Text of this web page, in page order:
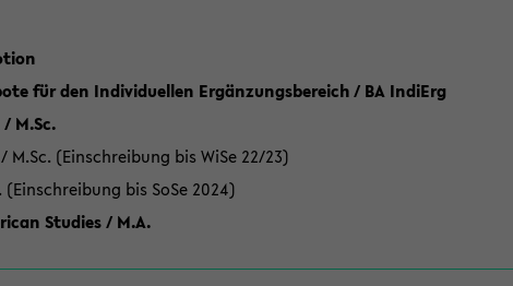
für den Individuellen Ergänzungsbereich / BA IndiErg
M.Sc.
(Einschreibung bis WiSe 22/23)
(Einschreibung bis SoSe 2024)
Studies / M.A.